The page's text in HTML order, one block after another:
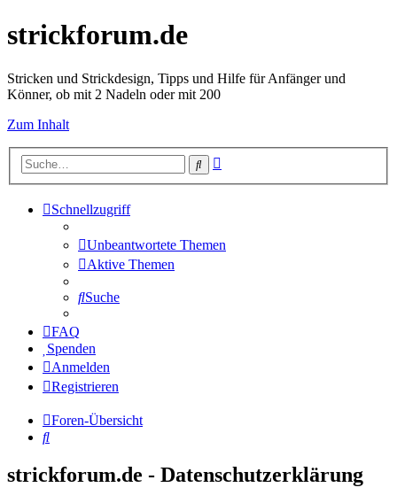
strickforum.de
Stricken und Strickdesign, Tipps und Hilfe für Anfänger und
Könner, ob mit 2 Nadeln oder mit 200
Zum Inhalt
Suche
Schnellzugriff
Unbeantwortete Themen
Aktive Themen
Suche
FAQ
Spenden
Anmelden
Registrieren
Foren-Übersicht
Suche
strickforum.de - Datenschutzerklärung